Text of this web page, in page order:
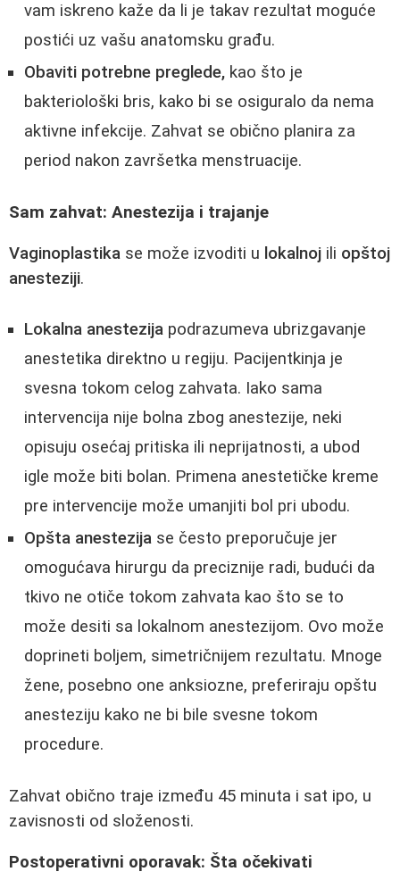
vam iskreno kaže da li je takav rezultat moguće
postići uz vašu anatomsku građu.
Obaviti potrebne preglede, kao što je
bakteriološki bris, kako bi se osiguralo da nema
aktivne infekcije. Zahvat se obično planira za
period nakon završetka menstruacije.
Sam zahvat: Anestezija i trajanje
Vaginoplastika se može izvoditi u lokalnoj ili opštoj
anesteziji.
Lokalna anestezija podrazumeva ubrizgavanje
anestetika direktno u regiju. Pacijentkinja je
svesna tokom celog zahvata. Iako sama
intervencija nije bolna zbog anestezije, neki
opisuju osećaj pritiska ili neprijatnosti, a ubod
igle može biti bolan. Primena anestetičke kreme
pre intervencije može umanjiti bol pri ubodu.
Opšta anestezija se često preporučuje jer
omogućava hirurgu da preciznije radi, budući da
tkivo ne otiče tokom zahvata kao što se to
može desiti sa lokalnom anestezijom. Ovo može
doprineti boljem, simetričnijem rezultatu. Mnoge
žene, posebno one anksiozne, preferiraju opštu
anesteziju kako ne bi bile svesne tokom
procedure.
Zahvat obično traje između 45 minuta i sat ipo, u
zavisnosti od složenosti.
Postoperativni oporavak: Šta očekivati